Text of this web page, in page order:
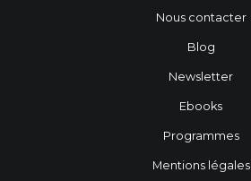
Nous contacter
Blog
Newsletter
Ebooks
Programmes
Mentions légales